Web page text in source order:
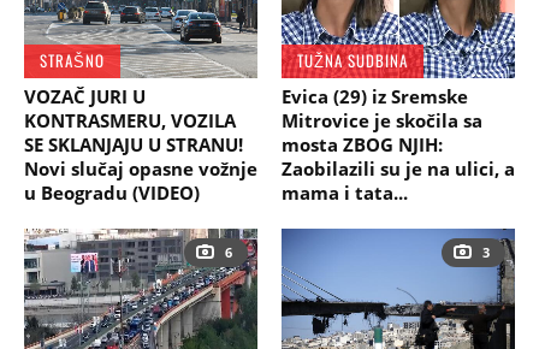
STRAŠNO
VOZAČ JURI U
KONTRASMERU, VOZILA
SE SKLANJAJU U STRANU!
Novi slučaj opasne vožnje
u Beogradu (VIDEO)
TUŽNA SUDBINA
Evica (29) iz Sremske
Mitrovice je skočila sa
mosta ZBOG NJIH:
Zaobilazili su je na ulici, a
mama i tata...
6 3